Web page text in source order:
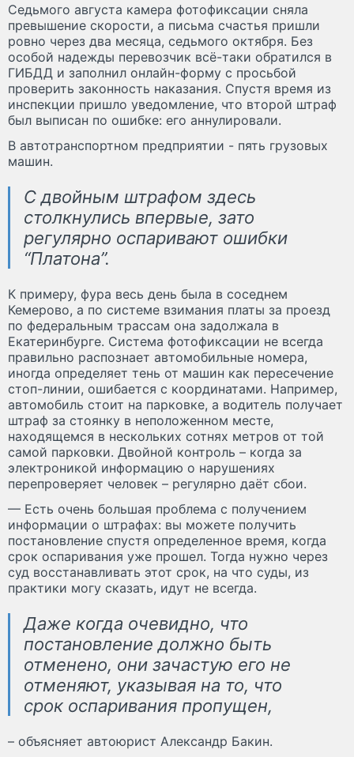
Седьмого августа камера фотофиксации сняла
превышение скорости, а письма счастья пришли
ровно через два месяца, седьмого октября. Без
особой надежды перевозчик всё-таки обратился в
ГИБДД и заполнил онлайн-форму с просьбой
проверить законность наказания. Спустя время из
инспекции пришло уведомление, что второй штраф
был выписан по ошибке: его аннулировали.
В автотранспортном предприятии - пять грузовых
машин.
С двойным штрафом здесь
столкнулись впервые, зато
регулярно оспаривают ошибки
“Платона”.
К примеру, фура весь день была в соседнем
Кемерово, а по системе взимания платы за проезд
по федеральным трассам она задолжала в
Екатеринбурге. Система фотофиксации не всегда
правильно распознает автомобильные номера,
иногда определяет тень от машин как пересечение
стоп-линии, ошибается с координатами. Например,
автомобиль стоит на парковке, а водитель получает
штраф за стоянку в неположенном месте,
находящемся в нескольких сотнях метров от той
самой парковки. Двойной контроль – когда за
электроникой информацию о нарушениях
перепроверяет человек – регулярно даёт сбои.
— Есть очень большая проблема с получением
информации о штрафах: вы можете получить
постановление спустя определенное время, когда
срок оспаривания уже прошел. Тогда нужно через
суд восстанавливать этот срок, на что суды, из
практики могу сказать, идут не всегда.
Даже когда очевидно, что
постановление должно быть
отменено, они зачастую его не
отменяют, указывая на то, что
срок оспаривания пропущен,
– объясняет автоюрист Александр Бакин.